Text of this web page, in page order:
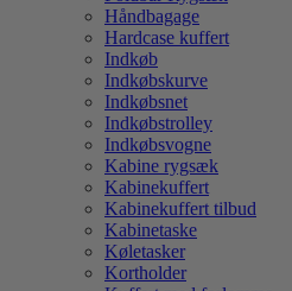
Håndbagage
Hardcase kuffert
Indkøb
Indkøbskurve
Indkøbsnet
Indkøbstrolley
Indkøbsvogne
Kabine rygsæk
Kabinekuffert
Kabinekuffert tilbud
Kabinetaske
Køletasker
Kortholder